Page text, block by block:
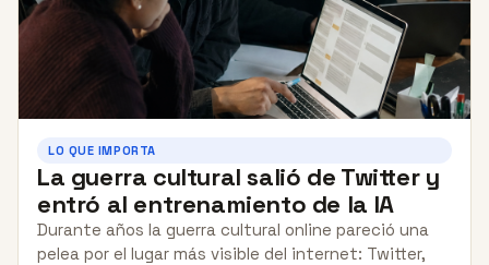
LO QUE IMPORTA
La guerra cultural salió de Twitter y
entró al entrenamiento de la IA
Durante años la guerra cultural online pareció una
pelea por el lugar más visible del internet: Twitter,